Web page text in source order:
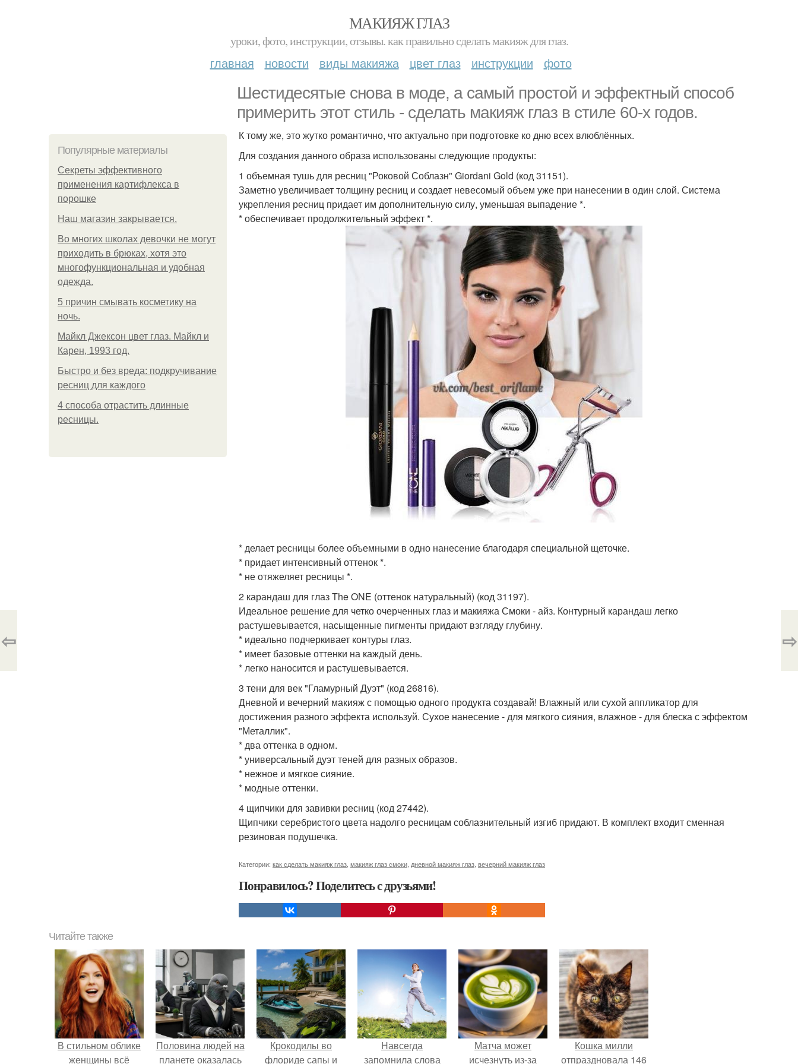
МАКИЯЖ ГЛАЗ
уроки, фото, инструкции, отзывы. как правильно сделать макияж для глаз.
главная новости виды макияжа цвет глаз инструкции фото
Шестидесятые снова в моде, а самый простой и эффектный способ
примерить этот стиль - сделать макияж глаз в стиле 60-х годов.
Популярные материалы
Секреты эффективного
применения картифлекса в
порошке
Нaш магaзин зaкрывaeтся.
Во многих школах девочки не могут
приходить в брюках, хотя это
многофункциональная и удобная
одежда.
5 причин смывать косметику на
ночь.
Майкл Джексон цвет глаз. Майкл и
Карен, 1993 год.
Быстро и без вреда: подкручивание
ресниц для каждого
4 способа отрастить длинные
ресницы.
К тому же, это жутко романтично, что актуально при подготовке ко дню всех влюблённых.
Для создания данного образа использованы следующие продукты:
1 объемная тушь для ресниц "Роковой Соблазн" Giordani Gold (код 31151).
Заметно увеличивает толщину ресниц и создает невесомый объем уже при нанесении в один слой. Система
укрепления ресниц придает им дополнительную силу, уменьшая выпадение *.
* обеспечивает продолжительный эффект *.
* делает ресницы более объемными в одно нанесение благодаря специальной щеточке.
* придает интенсивный оттенок *.
* не отяжеляет ресницы *.
2 карандаш для глаз The ONE (оттенок натуральный) (код 31197).
Идеальное решение для четко очерченных глаз и макияжа Смоки - айз. Контурный карандаш легко
растушевывается, насыщенные пигменты придают взгляду глубину.
* идеально подчеркивает контуры глаз.
* имеет базовые оттенки на каждый день.
* легко наносится и растушевывается.
3 тени для век "Гламурный Дуэт" (код 26816).
Дневной и вечерний макияж с помощью одного продукта создавай! Влажный или сухой аппликатор для
достижения разного эффекта используй. Сухое нанесение - для мягкого сияния, влажное - для блеска с эффектом
"Металлик".
* два оттенка в одном.
* универсальный дуэт теней для разных образов.
* нежное и мягкое сияние.
* модные оттенки.
4 щипчики для завивки ресниц (код 27442).
Щипчики серебристого цвета надолго ресницам соблазнительный изгиб придают. В комплект входит сменная
резиновая подушечка.
Категории: как сделать макияж глаз макияж глаз смоки дневной макияж глаз вечерний макияж глаз
Понравилось? Поделитесь с друзьями!
⇦ ⇨
Читайте также
В стильном облике
женщины всё
Половина людей на
планете оказалась
Крокодилы во
флориде сапы и
Навсегда
запомнила слова
Матча может
исчезнуть из-за
Кошка милли
отпраздновала 146